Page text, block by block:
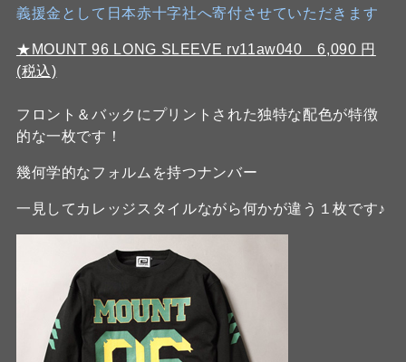
義援金として日本赤十字社へ寄付させていただきます
★MOUNT 96 LONG SLEEVE rv11aw040 6,090 円
(税込)
フロント＆バックにプリントされた独特な配色が特徴
的な一枚です！
幾何学的なフォルムを持つナンバー
一見してカレッジスタイルながら何かが違う１枚です♪